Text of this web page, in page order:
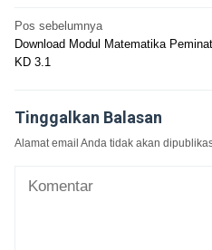
Navigasi
pos
Pos sebelumnya
Download Modul Matematika
KD 3.1
Tinggalkan Balasan
Alamat email Anda tidak akan